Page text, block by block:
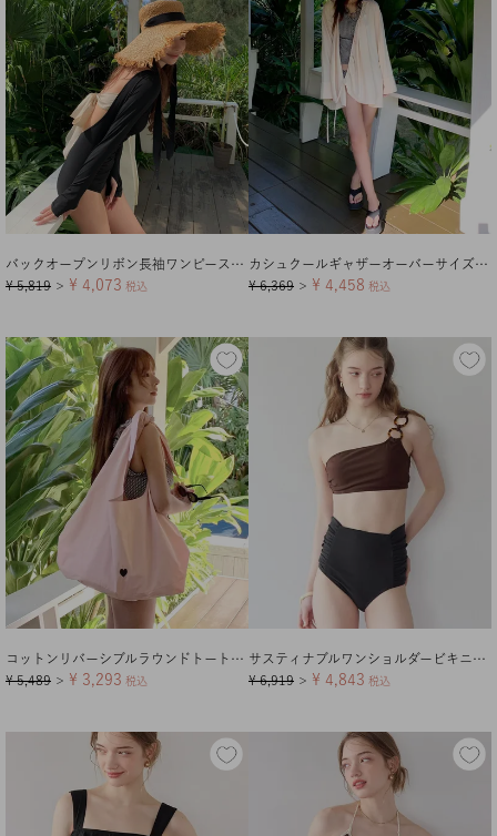
バックオープンリボン長袖ワンピース/水着【メール便可／100】
¥ 5,819 ＞ ¥ 4,073 税込
カシュクールギャザーオーバーサイズシャツ/ラッシュガード【メール便可／100】
¥ 6,369 ＞ ¥ 4,458 税込
コットンリバーシブルラウンドトートバッグ/グッズ【メール便可／100】
¥ 5,489 ＞ ¥ 3,293 税込
サスティナブルワンショルダービキニ/水着
¥ 6,919 ＞ ¥ 4,843 税込